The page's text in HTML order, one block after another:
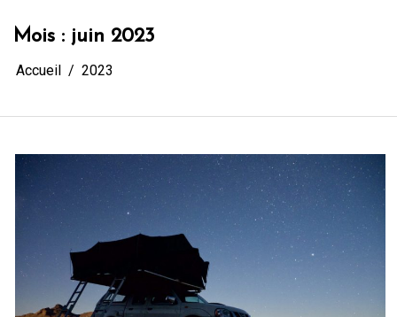
Mois : juin 2023
Accueil 2023